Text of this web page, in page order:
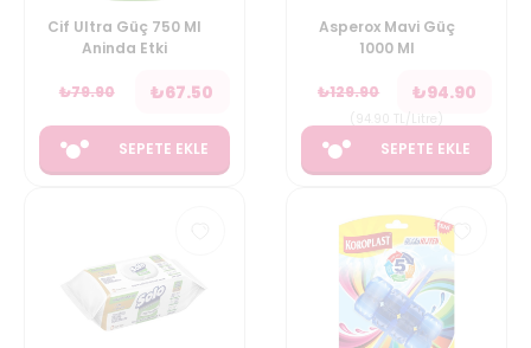
Cif Ultra Güç 750 Ml
Aninda Etki
₺79.90 ₺67.50
SEPETE EKLE
Asperox Mavi Güç
1000 Ml
₺129.90 ₺94.90
SEPETE EKLE